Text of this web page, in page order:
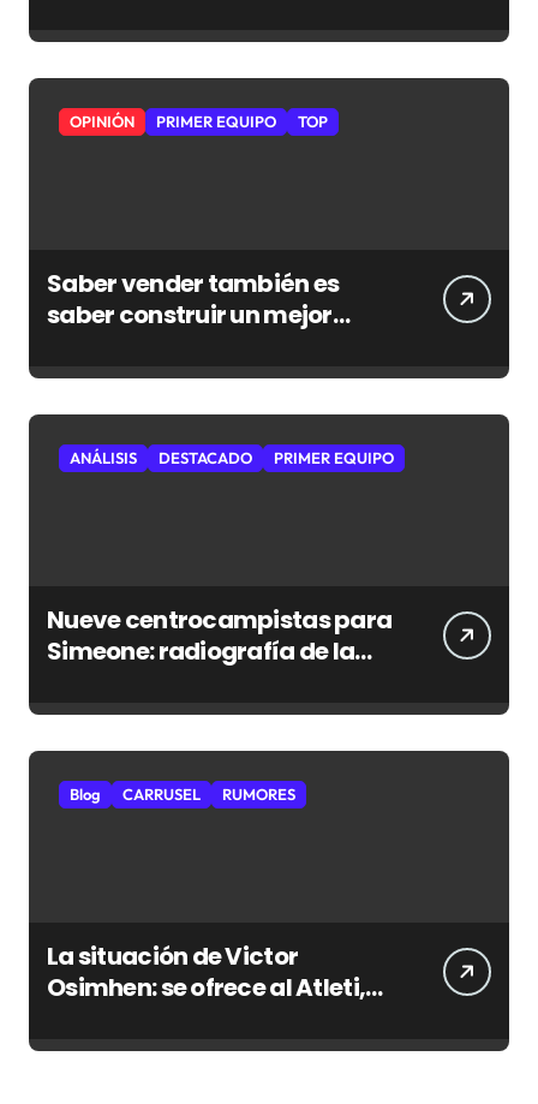
OPINIÓN PRIMER EQUIPO TOP
Saber vender también es
saber construir un mejor
ANÁLISIS DESTACADO PRIMER EQUIPO
Nueve centrocampistas para
Simeone: radiografía de la
Blog CARRUSEL RUMORES
La situación de Victor
Osimhen: se ofrece al Atleti,